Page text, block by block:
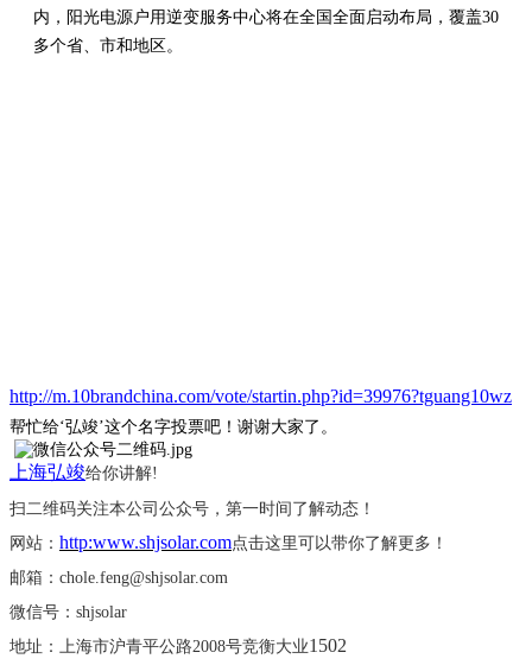
内，阳光电源户用逆变服务中心将在全国全面启动布局，覆盖30
多个省、市和地区。
http://m.10brandchina.com/vote/startin.php?id=39976?tguang10wz
帮忙给‘弘竣’这个名字投票吧！谢谢大家了。
上海弘竣给你讲解!
扫二维码关注本公司公众号，第一时间了解动态！
网站： http:www.shjsolar.com点击这里可以带你了解更多！
邮箱： chole.feng@shjsolar.com
微信号： shjsolar
地址：上海市沪青平公路2008号竞衡大业1502